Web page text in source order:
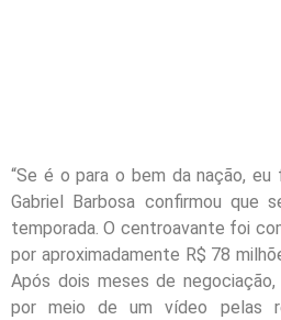
“Se é o para o bem da nação, eu
Gabriel Barbosa confirmou que
temporada. O centroavante foi
por aproximadamente R$ 78
Após dois meses de
por meio de um vídeo pelas